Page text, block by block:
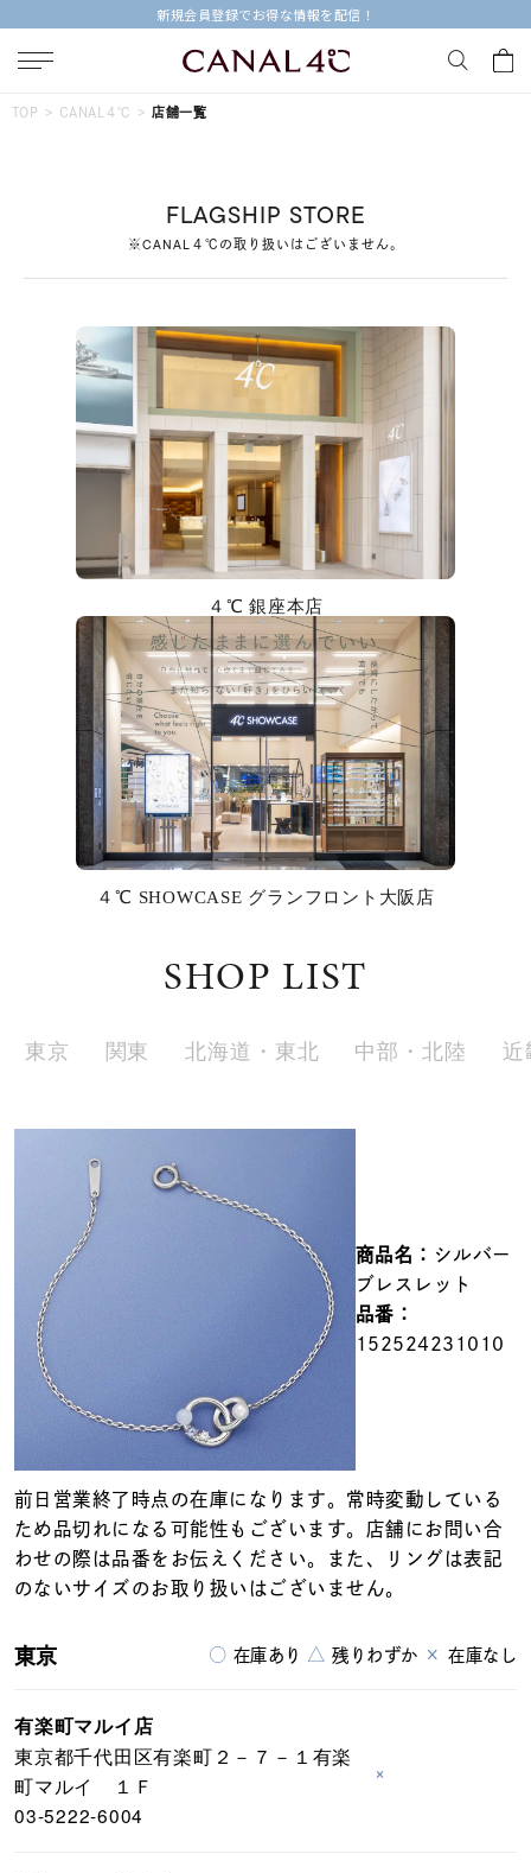
新規会員登録でお得な情報を配信！
#ペア #ダイヤモンド ネックレス
#エタニティ #くまのプーさん
すべてのジュエリー
ファッションテイスト
着用シーン
リングサイズ
すべて表示
TOP CANAL４℃ 店舗一覧
FLAGSHIP STORE
※CANAL４℃の取り扱いはございません。
４℃ 銀座本店
４℃ SHOWCASE グランフロント大阪店
SHOP LIST
東京 関東 北海道・東北 中部・北陸 近
商品名： シルバー
ブレスレット
品番：
152524231010
前日営業終了時点の在庫になります。常時変動している
ため品切れになる可能性もございます。店舗にお問い合
わせの際は品番をお伝えください。また、リングは表記
のないサイズのお取り扱いはございません。
○ 在庫あり △ 残りわずか × 在庫なし
東京
有楽町マルイ店
東京都千代田区有楽町２－７－１有楽
町マルイ １Ｆ
03-5222-6004
×